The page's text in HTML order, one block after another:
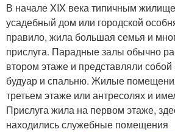
В начале XIX века типичным
усадебный дом или городской
правило, жила большая семья и
прислуга. Парадные залы обычно
втором этаже и представляли
будуар и спальню. Жилые
третьем этаже или антресолях и
Прислуга жила на первом этаже,
находились служебные помещения